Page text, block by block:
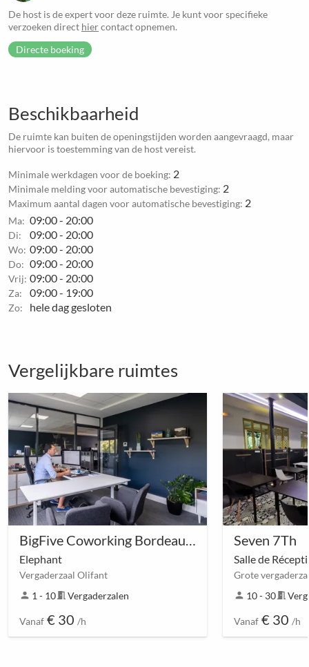
De host is de expert voor deze ruimte. Je kunt voor specifieke
verzoeken direct hiercontact opnemen.
Directe boeking
Beschikbaarheid
De ruimte kan buiten de openingstijden worden aangevraagd, maar
hiervoor is toestemming van de host vereist.
Minimale werkdagen voor de boeking: 2
Minimale melding voor automatische bevestiging: 2
Maximum aantal dagen voor automatische bevestiging: 2
Ma: 09:00 - 20:00
Di: 09:00 - 20:00
Wo: 09:00 - 20:00
Do: 09:00 - 20:00
Vrij: 09:00 - 20:00
Za: 09:00 - 19:00
Zo: hele dag gesloten
Vergelijkbare ruimtes
Elephant
Vergaderzaal Olifant
person 1 - 10meeting_room Vergaderzalen
Vanaf € 30 /h
Seven 7Th
Salle de
Grote
person 10 - 30meeting_room
Vanaf € 30 /h